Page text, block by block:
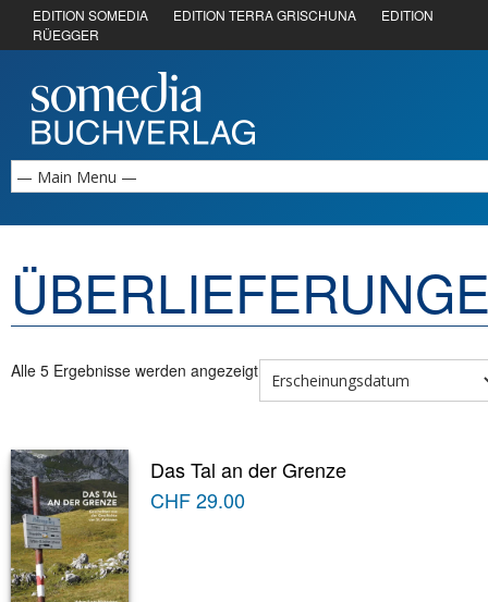
EDITION SOMEDIA EDITION TERRA GRISCHUNA
EDITION
RÜEGGER
Alle 5 Ergebnisse werden angezeigt
Das Tal an der Grenze
CHF29.00